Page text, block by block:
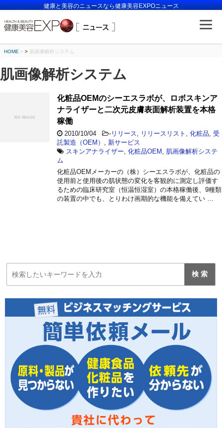
健康と美容のニュースなら健康美容EXPOニュース
HOME > 肌画像解析システム
肌画像解析システム
化粧品OEMのシーエスラボが、ロボスキンア
ナライザーと二次元皮膚表面解析装置を本格
稼働
2010/10/04 - リリース リリースリスト 化粧品 受
託製造（OEM）
新サービス
スキンアナライザー 化粧品OEM
肌画像解析システ
ム
化粧品OEMメーカーの（株）シーエスラボが、化粧品の
使用前と使用後の肌状態の変化を客観的に測定し評価す
るための臨床研究室（恒温恒湿室）の本格稼働後、9種類
の装置の中でも、とりわけ画期的な機能を備えてい …